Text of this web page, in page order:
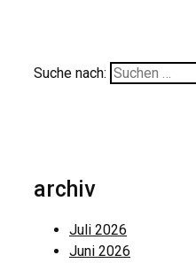
Suche nach:
archiv
Juli 2026
Juni 2026